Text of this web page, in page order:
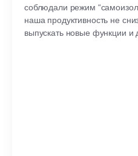
соблюдали режим
наша продуктивность не
выпускать новые функции